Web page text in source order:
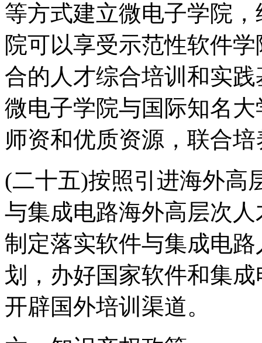
等方式建立微电子学院
院可以享受示范性软件
合的人才综合培训和实
微电子学院与国际知名
师资和优质资源，联合
(二十五)按照引进海外高
与集成电路海外高层次
制定落实软件与集成电
划，办好国家软件和集
开辟国外培训渠道。